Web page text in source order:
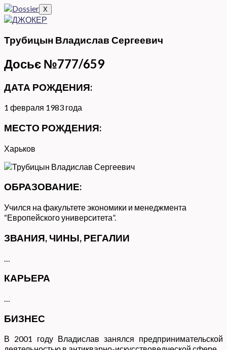
X
Трубицын Владислав Сергеевич
Досьє №777/659
ДАТА РОЖДЕНИЯ:
1 февраля 1983 года
МЕСТО РОЖДЕНИЯ:
Харьков
ОБРАЗОВАНИЕ:
Учился на факультете экономики и менеджмента
“Европейского университета”.
ЗВАНИЯ, ЧИНЫ, РЕГАЛИИ
КАРЬЕРА
…
БИЗНЕС
В 2001 году Владислав занялся предпринимательской